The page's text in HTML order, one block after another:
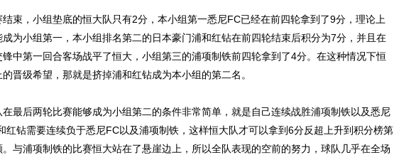
，小组垫底的恒大队只有2分，本小组第一悉尼FC已经在前四轮拿到了9分，理论上
为小组第一，本小组排名第二的日本豪门浦和红钻在前四轮结束后积分为7分，并且在
中第一回合客场战平了恒大，小组第三的浦项制铁前四轮拿到了4分。在这种情况下恒
晋级希望，那就是挤掉浦和红钻成为本小组的第二名。
后两轮比赛能够成为小组第二的条件非常简单，就是自己连续战胜浦项制铁以及悉尼
红钻需要连续负于悉尼FC以及浦项制铁，这样恒大队才可以拿到6分反超上升到积分榜第
。与浦项制铁的比赛恒大站在了悬崖边上，所以全队表现的空前的努力，球队几乎在全场